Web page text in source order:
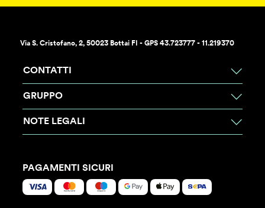
Via S. Cristofano, 2, 50023 Bottai FI - GPS 43.723777 - 11.219370
CONTATTI
GRUPPO
NOTE LEGALI
PAGAMENTI SICURI